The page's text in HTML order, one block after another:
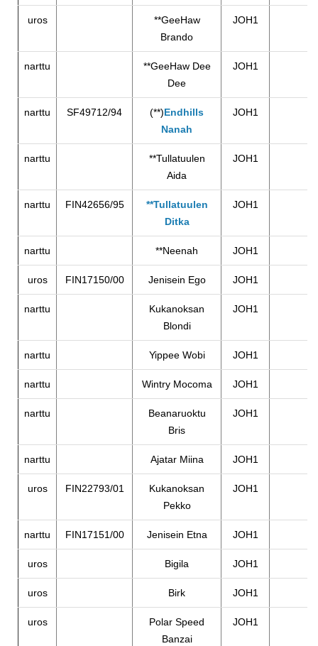
uros
**GeeHaw
Brando
JOH1
narttu
**GeeHaw Dee
Dee
JOH1
narttu SF49712/94 (**)Endhills
Nanah
JOH1
narttu
**Tullatuulen
Aida
JOH1
narttu FIN42656/95
**Tullatuulen
Ditka
JOH1
narttu **Neenah JOH1
uros FIN17150/00 Jenisein Ego JOH1
narttu
Kukanoksan
Blondi
JOH1
narttu Yippee Wobi JOH1
narttu Wintry Mocoma JOH1
narttu
Beanaruoktu
Bris
JOH1
narttu Ajatar Miina JOH1
uros FIN22793/01
Kukanoksan
Pekko
JOH1
narttu FIN17151/00 Jenisein Etna JOH1
uros Bigila JOH1
uros Birk JOH1
uros
Polar Speed
Banzai
JOH1